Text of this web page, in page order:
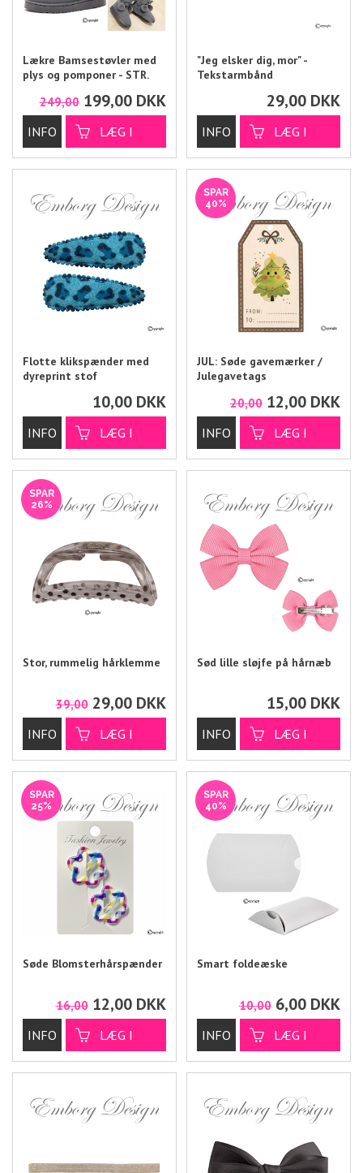
Lækre Bamsestøvler med
plys og pomponer - STR.
249,00 199,00 DKK
"Jeg elsker dig, mor" -
Tekstarmbånd
29,00 DKK
Flotte klikspænder med
dyreprint stof
10,00 DKK
SPAR
40%
JUL: Søde gavemærker /
Julegavetags
20,00 12,00 DKK
SPAR
26%
Stor, rummelig hårklemme
39,00 29,00 DKK
Sød lille sløjfe på hårnæb
15,00 DKK
SPAR
25%
Søde Blomsterhårspænder
16,00 12,00 DKK
SPAR
40%
Smart foldeæske
10,00 6,00 DKK